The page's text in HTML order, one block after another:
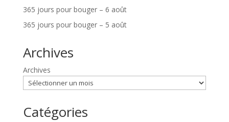
365 jours pour bouger – 6 août
365 jours pour bouger – 5 août
Archives
Archives
Catégories